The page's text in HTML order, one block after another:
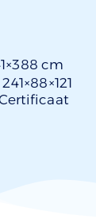
cm
241×88×121